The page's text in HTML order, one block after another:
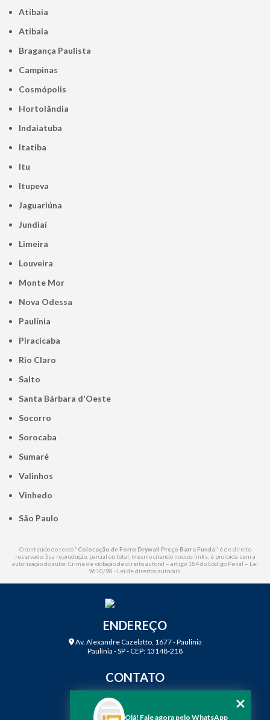
Atibaia
Atibaia
Bragança Paulista
Campinas
Cosmópolis
Hortolândia
Indaiatuba
Itatiba
Itu
Itupeva
Jaguariúna
Jundiaí
Limeira
Louveira
Monte Mor
Nova Odessa
Paulínia
Piracicaba
Rio Claro
Salto
Santa Bárbara d'Oeste
Socorro
Sorocaba
Sumaré
Valinhos
Vinhedo
São Paulo
O conteúdo do texto "Colocação de Forro Drywall Preço Barra Funda" é de direito
reservado. Sua reprodução, parcial ou total, mesmo citando nossos links, é proibida sem a
autorização do autor. Crime de violação de direito autoral – artigo 184 do Código Penal – Lei
9610/98 - Lei de direitos autorais
ENDEREÇO
Av. Alexandre Cazelatto, 1677 - Paulinia
Paulínia - SP - CEP: 13148-218
CONTATO
(19) 99968-7979
Olá! Fale agora pelo WhatsApp